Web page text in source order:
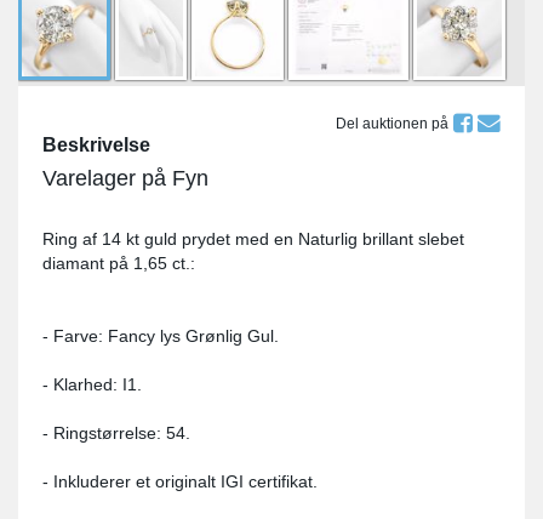
Del auktionen på
Beskrivelse
Varelager på Fyn
Ring af 14 kt guld prydet med en Naturlig brillant slebet
diamant på 1,65 ct.:
- Farve: Fancy lys Grønlig Gul.
- Klarhed: I1.
- Ringstørrelse: 54.
- Inkluderer et originalt IGI certifikat.